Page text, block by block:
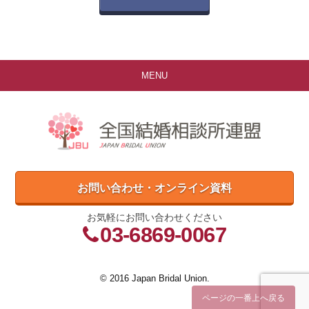
ページの一番上へ戻る
MENU
お問い合わせ・オンライン資料
お気軽にお問い合わせください
03-6869-0067
© 2016 Japan Bridal Union.